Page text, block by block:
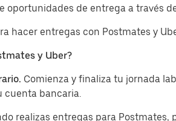
oportunidades de entrega a través
hacer entregas con Postmates y
y Uber?
Comienza y finaliza tu jornada
cuenta bancaria.
realizas entregas para